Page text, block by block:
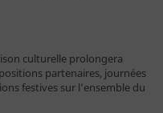
culturelle prolongera
partenaires, journées
festives sur l’ensemble du